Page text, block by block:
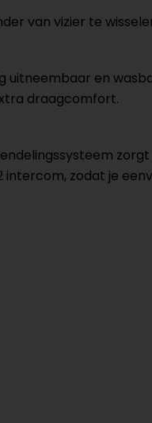
van vizier te
uitneembaar en
draagcomfort.
intercom, zodat je